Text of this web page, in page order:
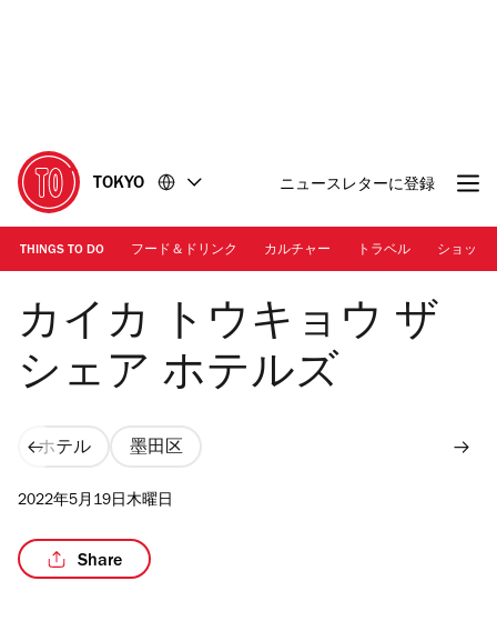
に
移
動
移
動
TOKYO ニュースレターに登録
THINGS TO DO フード＆ドリンク カルチャー トラベル ショッピ
カイカ トウキョウ ザ シェア ホテルズ
カイカ トウキョウ ザ
シェア ホテルズ
ホテル 墨田区
2022年5月19日木曜日
Share